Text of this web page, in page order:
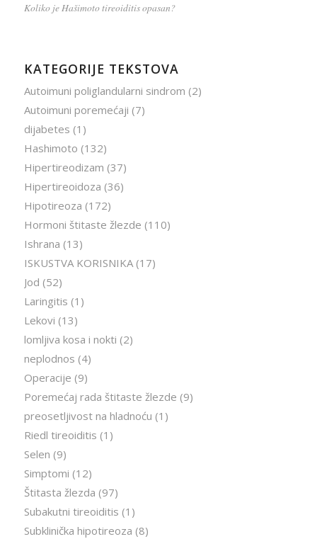
Koliko je Hašimoto tireoiditis opasan?
KATEGORIJE TEKSTOVA
Autoimuni poliglandularni sindrom (2)
Autoimuni poremećaji (7)
dijabetes (1)
Hashimoto (132)
Hipertireodizam (37)
Hipertireoidoza (36)
Hipotireoza (172)
Hormoni štitaste žlezde (110)
Ishrana (13)
ISKUSTVA KORISNIKA(17)
Jod (52)
Laringitis (1)
Lekovi (13)
lomljiva kosa i nokti (2)
neplodnos (4)
Operacije (9)
Poremećaj rada štitaste žlezde (9)
preosetljivost na hladnoću (1)
Riedl tireoiditis (1)
Selen (9)
Simptomi (12)
Štitasta žlezda (97)
Subakutni tireoiditis (1)
Subklinička hipotireoza (8)